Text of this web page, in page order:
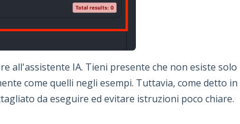
all'assistente IA. Tieni presente che non esiste
come quelli negli esempi. Tuttavia, come detto in
da eseguire ed evitare istruzioni poco chiare.